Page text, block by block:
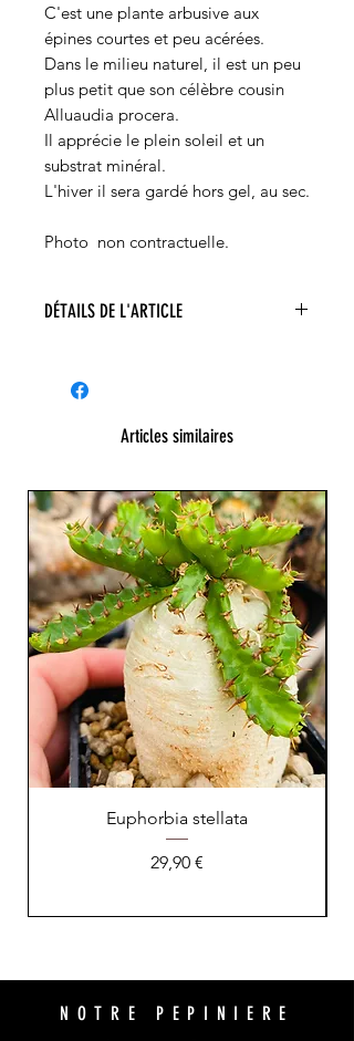
C'est une plante arbusive aux
épines courtes et peu acérées.
Dans le milieu naturel, il est un peu
plus petit que son célèbre cousin
Alluaudia procera.
Il apprécie le plein soleil et un
substrat minéral.
L'hiver il sera gardé hors gel, au sec.
Photo non contractuelle.
DÉTAILS DE L'ARTICLE
Articles similaires
Euphorbia stellata
Prix
29,90 €
NOTRE PEPINIERE